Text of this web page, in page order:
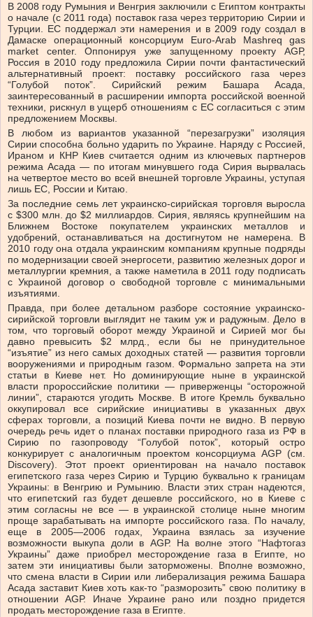
В 2008 году Румыния и Венгрия заключили с Египтом контракты
о начале (с 2011 года) поставок газа через территорию Сирии и
Турции. ЕС поддержал эти намерения и в 2009 году создал в
Дамаске операционный консорциум Euro-Arab Mashreq gas
market center. Оппонируя уже запущенному проекту AGР,
Россия в 2010 году предложила Сирии почти фантастический
альтернативный проект: поставку российского газа через
“Голубой поток”. Сирийский режим Башара Асада,
заинтересованный в расширении импорта российской военной
техники, рискнул в ущерб отношениям с ЕС согласиться с этим
предложением Москвы.
В любом из вариантов указанной “перезагрузки” изоляция
Сирии способна больно ударить по Украине. Наряду с Россией,
Ираном и КНР Киев считается одним из ключевых партнеров
режима Асада — по итогам минувшего года Сирия вырвалась
на четвертое место во всей внешней торговле Украины, уступая
лишь ЕС, России и Китаю.
За последние семь лет украинско-сирийская торговля выросла
с $300 млн. до $2 миллиардов. Сирия, являясь крупнейшим на
Ближнем Востоке покупателем украинских металлов и
удобрений, останавливаться на достигнутом не намерена. В
2010 году она отдала украинским компаниям крупные подряды
по модернизации своей энергосети, развитию железных дорог и
металлургии кремния, а также наметила в 2011 году подписать
с Украиной договор о свободной торговле с минимальными
изъятиями.
Правда, при более детальном разборе состояние украинско-
сирийской торговли выглядит не таким уж и радужным. Дело в
том, что торговый оборот между Украиной и Сирией мог бы
давно превысить $2 млрд., если бы не принудительное
“изъятие” из него самых доходных статей — развития торговли
вооружениями и природным газом. Формально запрета на эти
статьи в Киеве нет. Но доминирующие ныне в украинской
власти пророссийские политики — приверженцы “осторожной
линии”, стараются угодить Москве. В итоге Кремль буквально
оккупировал все сирийские инициативы в указанных двух
сферах торговли, а позиций Киева почти не видно. В первую
очередь речь идет о планах поставки природного газа из РФ в
Сирию по газопроводу “Голубой поток”, который остро
конкурирует с аналогичным проектом консорциума AGР (см.
Discovery). Этот проект ориентирован на начало поставок
египетского газа через Сирию и Турцию буквально к границам
Украины: в Венгрию и Румынию. Власти этих стран надеются,
что египетский газ будет дешевле российского, но в Киеве с
этим согласны не все — в украинской столице ныне многим
проще зарабатывать на импорте российского газа. По началу,
еще в 2005—2006 годах, Украина взялась за изучение
возможности выкупа доли в AGР. На волне этого “Нафтогаз
Украины” даже приобрел месторождение газа в Египте, но
затем эти инициативы были заторможены. Вполне возможно,
что смена власти в Сирии или либерализация режима Башара
Асада заставит Киев хоть как-то “разморозить” свою политику в
отношении AGР. Иначе Украине рано или поздно придется
продать месторождение газа в Египте.